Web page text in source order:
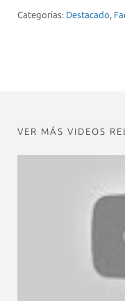
Categorias: Destacado,
VER MÁS VIDEOS